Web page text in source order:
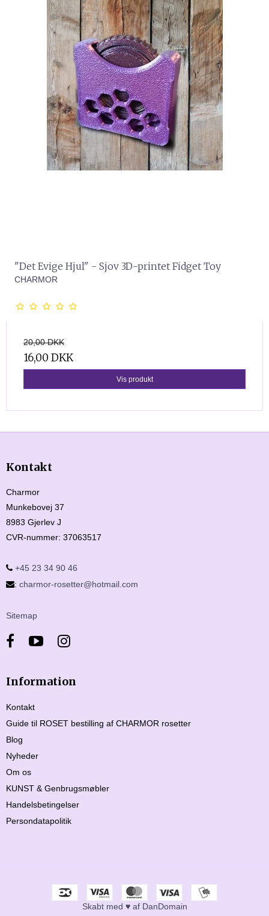
"Det Evige Hjul" - Sjov 3D-printet Fidget Toy
CHARMOR
20,00 DKK
16,00 DKK
Vis produkt
Kontakt
Charmor
Munkebovej 37
8983 Gjerlev J
CVR-nummer: 37063517
+45 23 34 90 46
: charmor-rosetter@hotmail.com
Sitemap
Information
Kontakt
Guide til ROSET bestilling af CHARMOR rosetter
Blog
Nyheder
Om os
KUNST & Genbrugsmøbler
Handelsbetingelser
Persondatapolitik
Skabt med ♥ af DanDomain